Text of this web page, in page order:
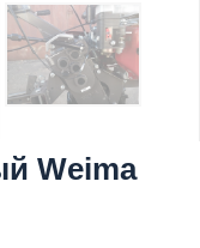
Weima
данных
руб